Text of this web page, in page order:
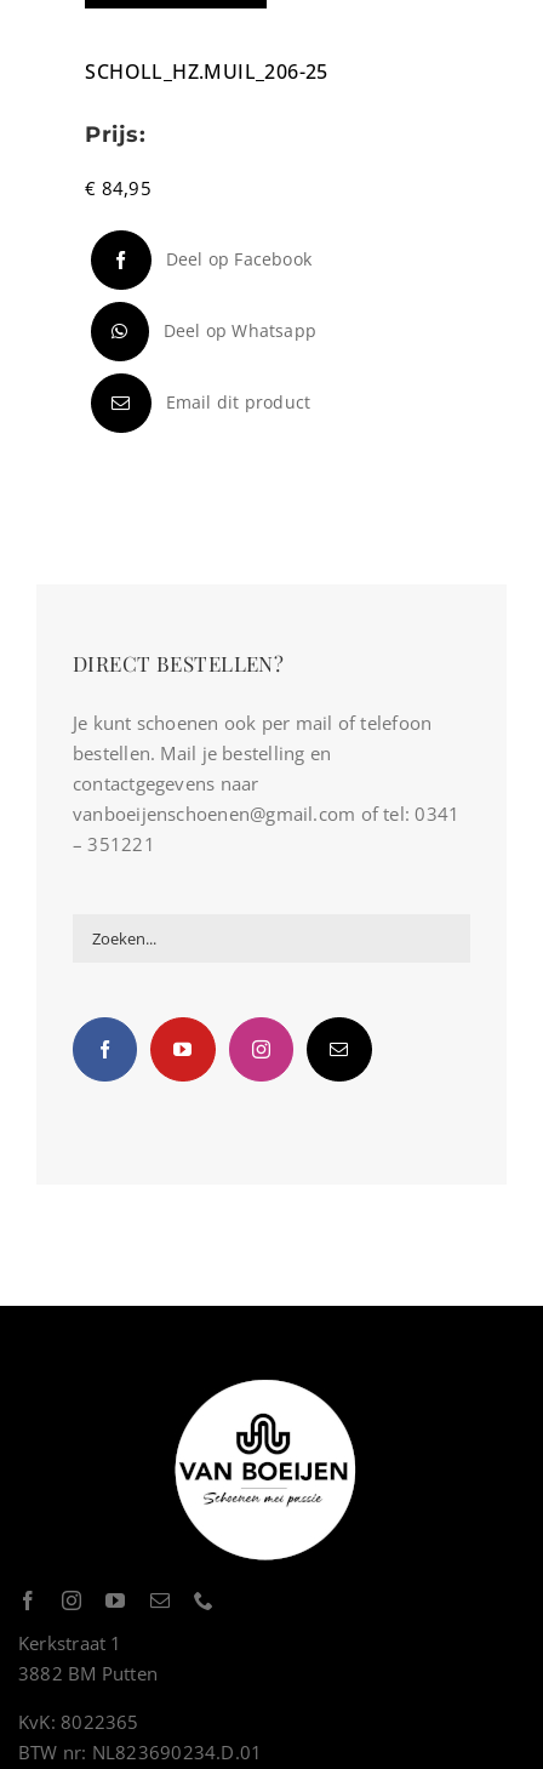
SCHOLL_HZ.MUIL_206-25
Prijs:
€ 84,95
Deel op Facebook
Deel op Whatsapp
Email dit product
DIRECT BESTELLEN?
Je kunt schoenen ook per mail of telefoon
bestellen. Mail je bestelling en
contactgegevens naar
vanboeijenschoenen@gmail.com of tel: 0341
– 351221
Kerkstraat 1
3882 BM Putten
KvK: 8022365
BTW nr: NL823690234.D.01